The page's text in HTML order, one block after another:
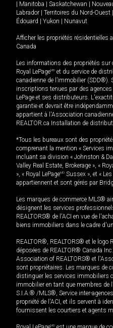
Manitoba Saskatchewan
Labrador
Territoires du Nord-Ouest
Édouard
Yukon Nunavut
Afficher les propriétés résidentielles
Canada
Les informations des propriétés
Royal LePageMD et du service de
canadienne de l’immobilier (SDD®).
inscriptions tenues par des
LePage et ses distributeurs.
garantie et devrait être
appartient à l'Association
REALTOR.ca Installation de
*Tous les bureaux sont des
comprenant la mention « Services
incluant sa division « Johnston &
Valley Real Estate, Brokerage », «
», « Royal LePageMD Sussex », et «
appartiennent et sont gérés par
Les marques de commerce MLS®
désignent les services
REALTORS® de l'ACI en vue de
biens immobiliers dans le cadre
REALTOR®, REALTORS® et le
déposées de REALTOR® Canada
Association of REALTORS® et
sont propriétaires. Les marques de
distinguer les services immobiliers
immobilier en tant que membres de
S.I.A.® /MLS®, Service inter-
propriété de l'ACI, et ils servent à
fournissent les courtiers et agents
MD